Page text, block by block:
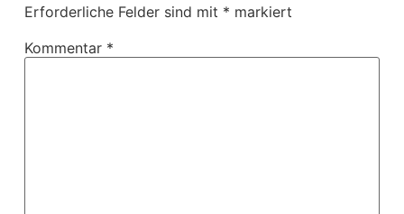
Erforderliche Felder sind mit * markiert
Kommentar *